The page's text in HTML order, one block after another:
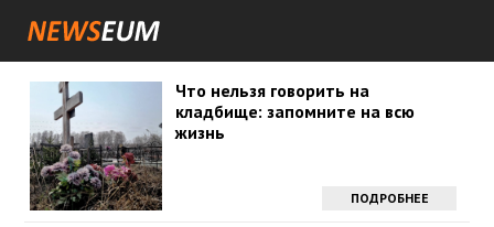
Что нельзя говорить на
кладбище: запомните на всю
жизнь
ПОДРОБНЕЕ